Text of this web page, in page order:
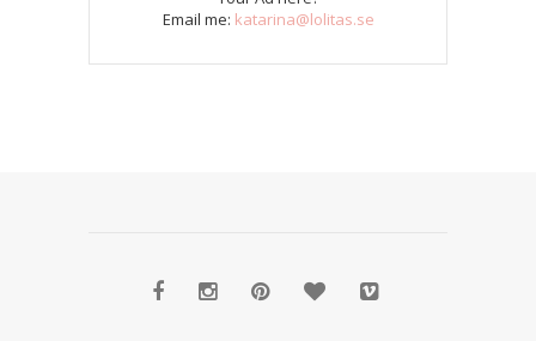
Email me: katarina@lolitas.se